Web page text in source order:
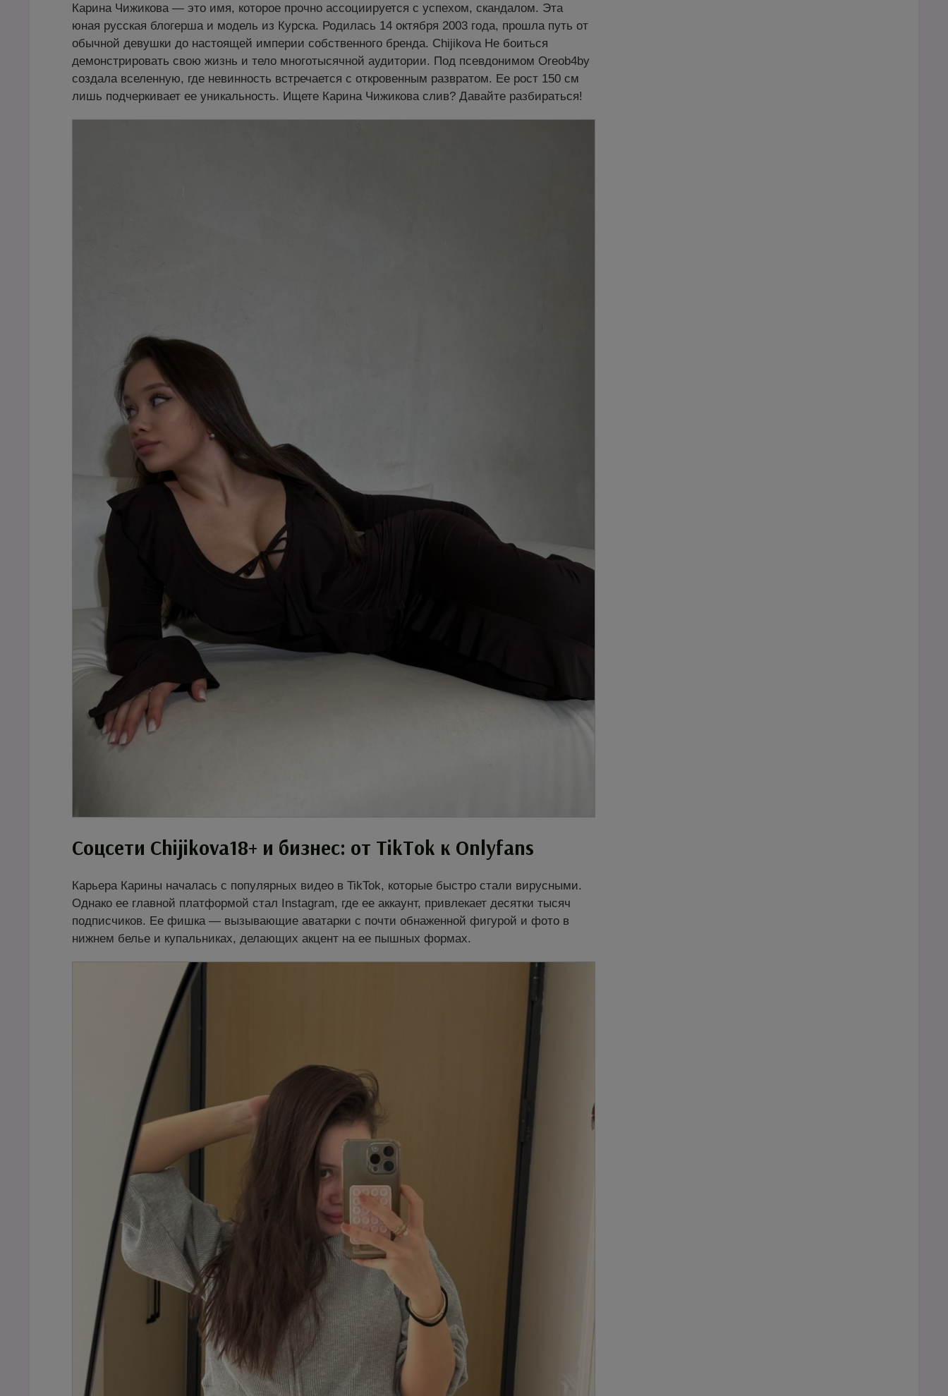
Карина Чижикова — это имя, которое прочно ассоциируется с успехом, скандалом. Эта
юная русская блогерша и модель из Курска. Родилась 14 октября 2003 года, прошла путь от
обычной девушки до настоящей империи собственного бренда. Chijikova Не боиться
демонстрировать свою жизнь и тело многотысячной аудитории. Под псевдонимом Oreob4by
создала вселенную, где невинность встречается с откровенным развратом. Ее рост 150 см
лишь подчеркивает ее уникальность. Ищете Карина Чижикова слив? Давайте разбираться!
Соцсети Chijikova18+ и бизнес: от TikTok к Onlyfans
Карьера Карины началась с популярных видео в TikTok, которые быстро стали вирусными.
Однако ее главной платформой стал Instagram, где ее аккаунт, привлекает десятки тысяч
подписчиков. Ее фишка — вызывающие аватарки с почти обнаженной фигурой и фото в
нижнем белье и купальниках, делающих акцент на ее пышных формах.